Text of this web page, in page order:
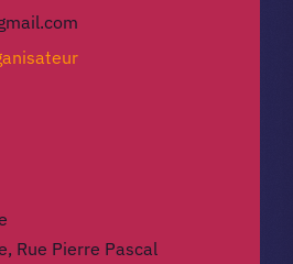
Rue Pierre Pascal